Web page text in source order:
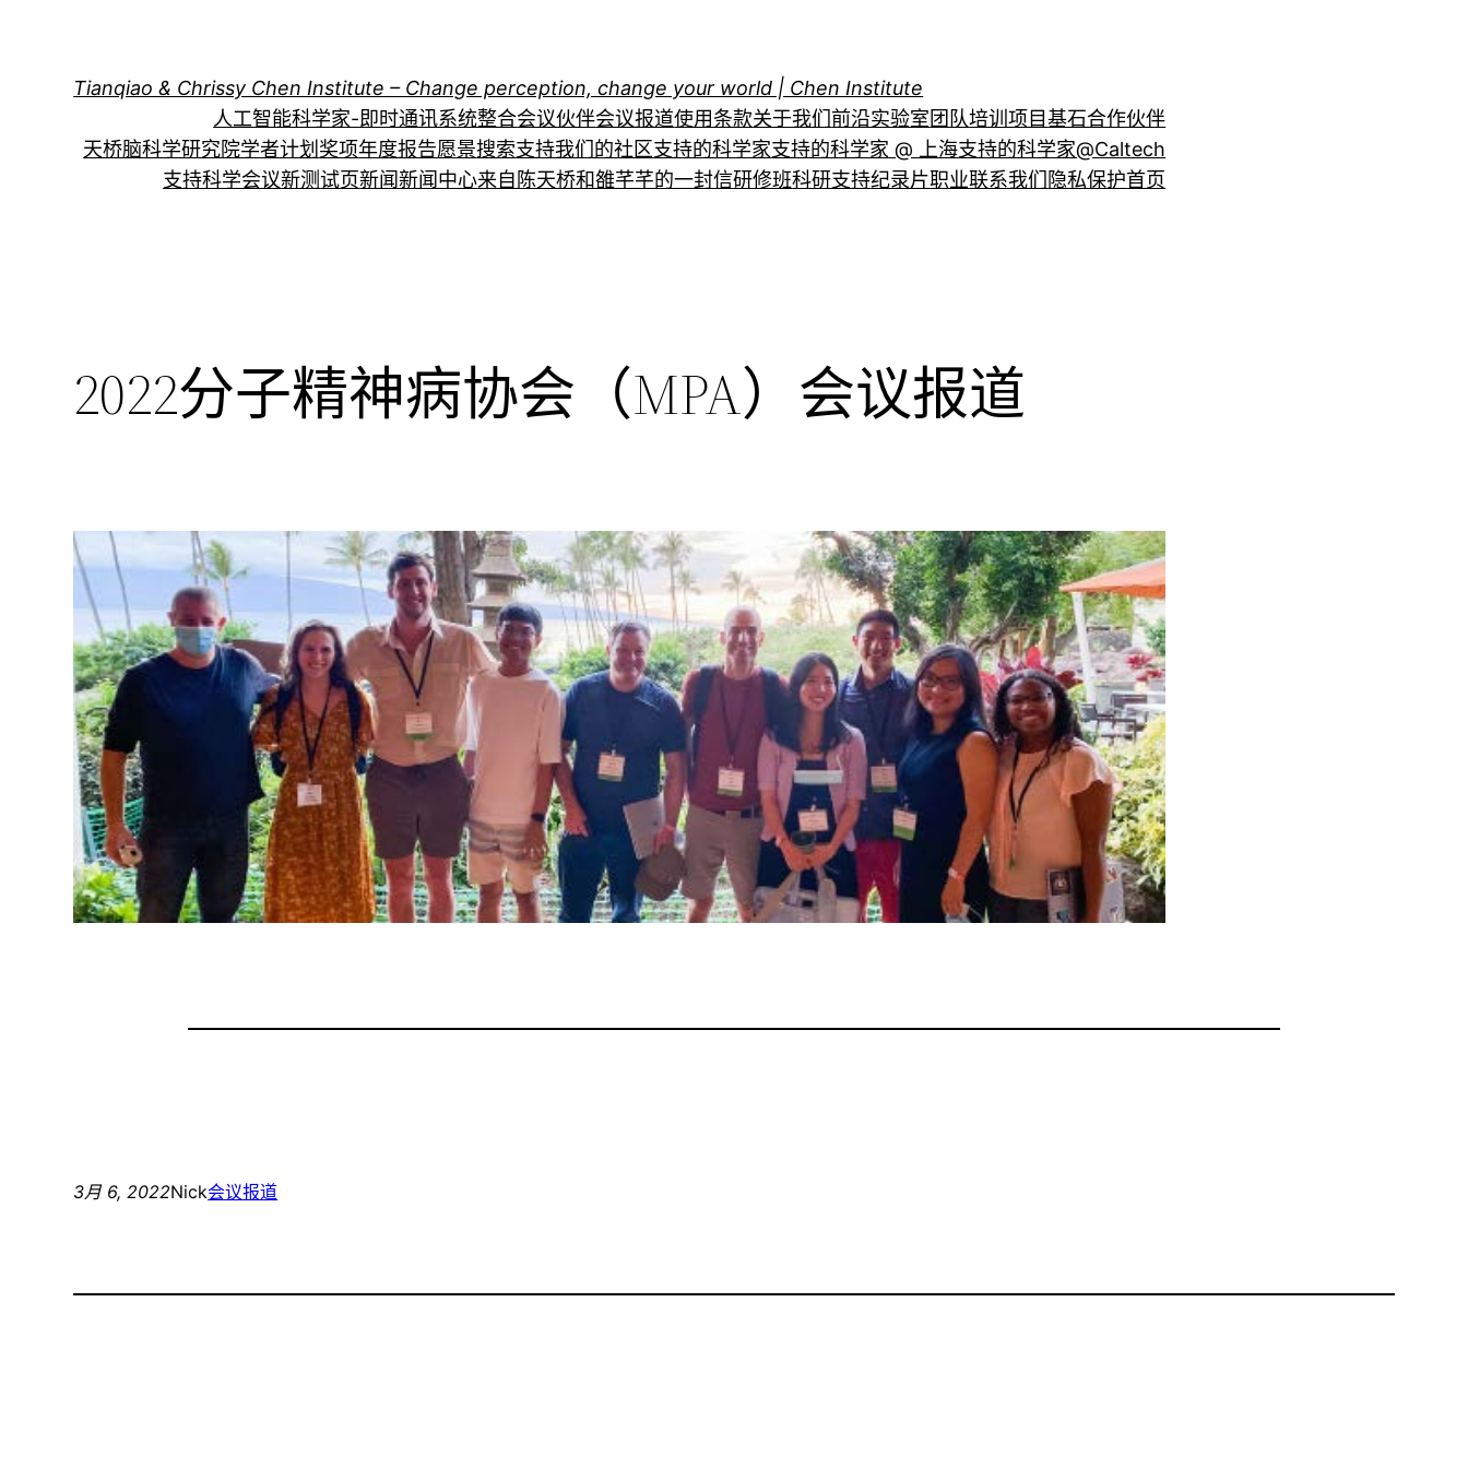
Tianqiao & Chrissy Chen Institute – Change perception, change your world | Chen Institute
人工智能科学家-即时通讯系统整合会议伙伴会议报道使用条款关于我们前沿实验室团队培训项目基石合作伙伴
天桥脑科学研究院学者计划 奖项年度报告愿景搜索支持我们的社区支持的科学家支持的科学家 @ 上海支持的科学家@Caltech
支持科学会议新测试页新闻新闻中心来自陈天桥和雒芊芊的一封信研修班科研支持纪录片职业联系我们 隐私保护首页
2022分子精神病协会（MPA）会议报道
3月 6, 2022Nick会议报道